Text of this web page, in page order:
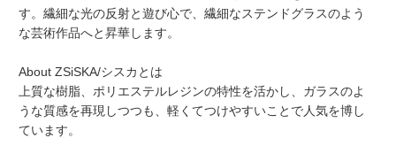
す。繊細な光の反射と遊び心で、繊細なステンドグラスのよう
な芸術作品へと昇華します。
About ZSiSKA/シスカとは
上質な樹脂、ポリエステルレジンの特性を活かし、ガラスのよ
うな質感を再現しつつも、軽くてつけやすいことで人気を博し
ています。